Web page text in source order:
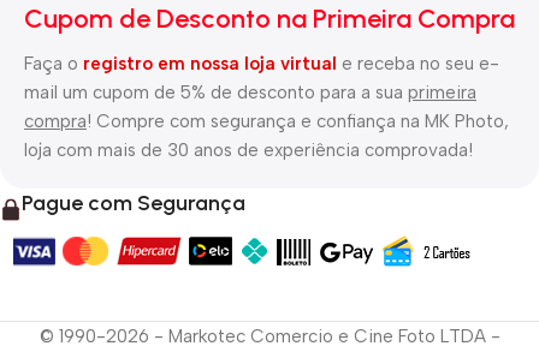
Cupom de Desconto na Primeira Compra
Faça o registro em nossa loja virtual e receba no seu e-
mail um cupom de 5% de desconto para a sua primeira
compra! Compre com segurança e confiança na MK Photo,
loja com mais de 30 anos de experiência comprovada!
Pague com Segurança
© 1990-2026 - Markotec Comercio e Cine Foto LTDA -